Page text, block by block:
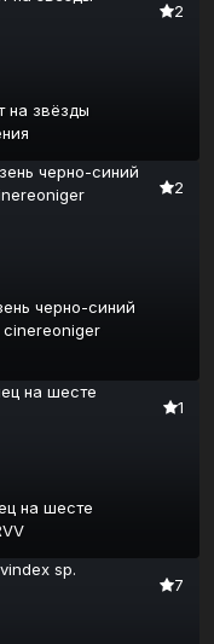
2
на звёзды
2
черно-синий
1
на шесте
7